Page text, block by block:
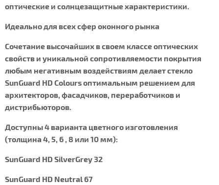
оптические и солнцезащитные характеристики.
Идеально для всех сфер оконного рынка
Сочетание высочайших в своем классе оптических
свойств и уникальной сопротивляемости покрытия
любым негативным воздействиям делает стекло
SunGuard HD Colours оптимальным решением для
архитекторов, фасадчиков, переработчиков и
дистрибьюторов.
Доступны 4 варианта цветного изготовления
(толщина 4, 5, 6 , 8 или 10 мм):
SunGuard HD SilverGrey 32
SunGuard HD Neutral 67